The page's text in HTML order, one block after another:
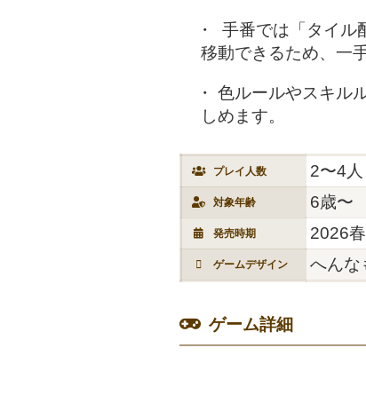
手番では「タイル
移動できるため、一
色ルールやスキル
しめます。
プレイ人数 2〜4人
対象年齢 6歳〜
発売時期 2026春
ゲームデザイン へんな
ゲーム詳細